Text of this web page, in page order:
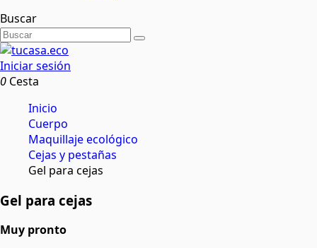
Buscar
Iniciar sesión
0 Cesta
Inicio
Cuerpo
Maquillaje ecológico
Cejas y pestañas
Gel para cejas
Gel para cejas
Muy pronto